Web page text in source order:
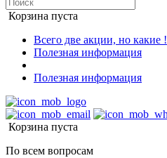
Корзина пуста
Всего две акции, но какие !
Полезная информация
Полезная информация
Корзина пуста
По всем вопросам